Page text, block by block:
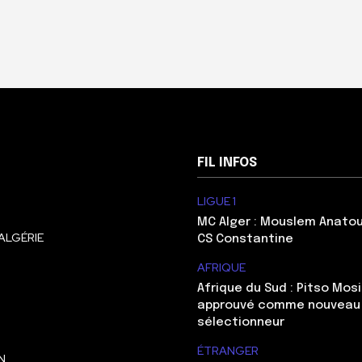
FIL INFOS
LIGUE 1
MC Alger : Mouslem
CS Constantine
AFRIQUE
Afrique du Sud : Pitso
approuvé comme nouveau
sélectionneur
ÉTRANGER